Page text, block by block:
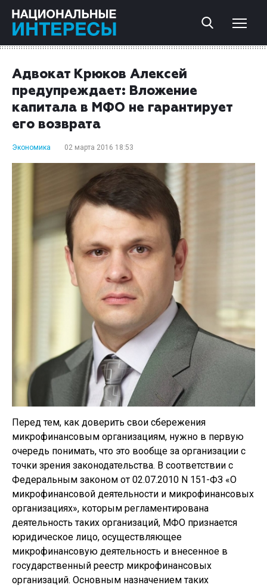
Адвокат Крюков Алексей
предупреждает: Вложение
капитала в МФО не гарантирует
его возврата
Экономика 02 марта 2016 18:53
Перед тем, как доверить свои сбережения
микрофинансовым организациям, нужно в первую
очередь понимать, что это вообще за организации с
точки зрения законодательства. В соответствии с
Федеральным законом от 02.07.2010 N 151-ФЗ «О
микрофинансовой деятельности и микрофинансовых
организациях», которым регламентирована
деятельность таких организаций, МФО признается
юридическое лицо, осуществляющее
микрофинансовую деятельность и внесенное в
государственный реестр микрофинансовых
организаций. Основным назначением таких